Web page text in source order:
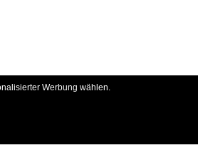
Werbung wählen.